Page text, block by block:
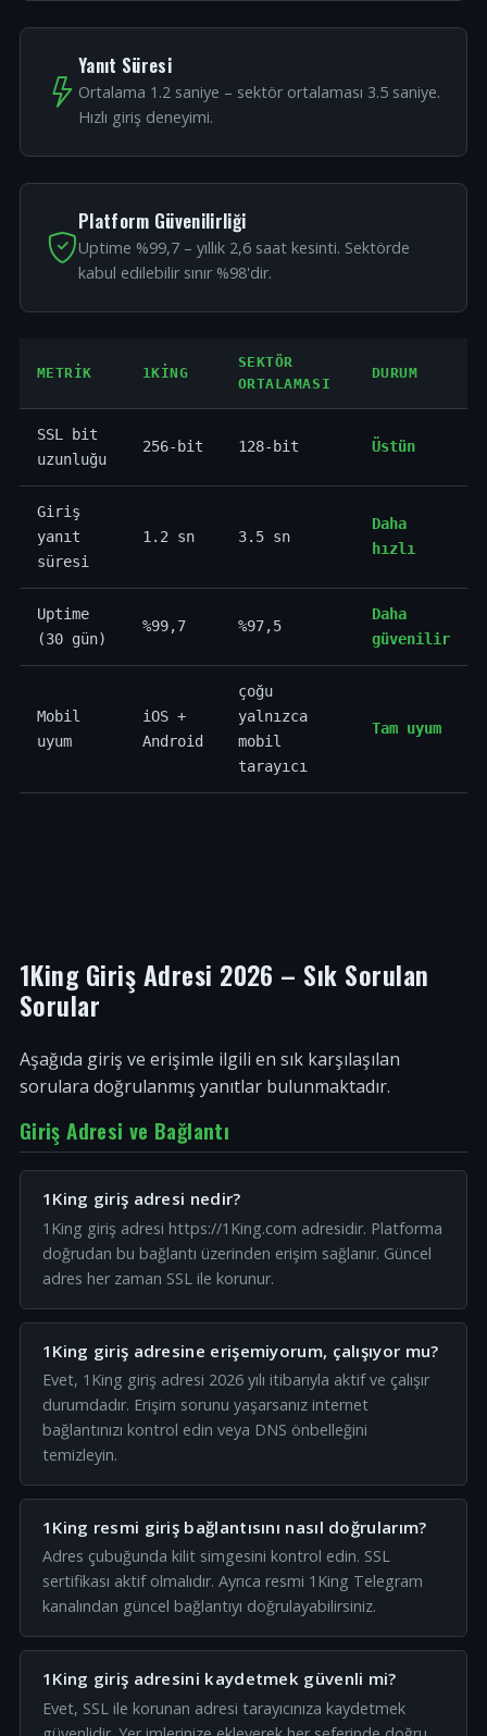
Yanıt Süresi
Ortalama 1.2 saniye – sektör ortalaması 3.5 saniye.
Hızlı giriş deneyimi.
Platform Güvenilirliği
Uptime %99,7 – yıllık 2,6 saat kesinti. Sektörde
kabul edilebilir sınır %98'dir.
METRIK 1KING
SEKTÖR
ORTALAMASI
DURUM
SSL bit
uzunluğu
256-bit 128-bit Üstün
Giriş
yanıt
süresi
1.2 sn 3.5 sn
Daha
hızlı
Uptime
(30 gün)
%99,7 %97,5
Daha
güvenilir
Mobil
uyum
iOS +
Android
çoğu
yalnızca
mobil
tarayıcı
Tam uyum
1King Giriş Adresi 2026 – Sık Sorulan
Sorular
Aşağıda giriş ve erişimle ilgili en sık karşılaşılan
sorulara doğrulanmış yanıtlar bulunmaktadır.
Giriş Adresi ve Bağlantı
1King giriş adresi nedir?
1King giriş adresi https://1King.com adresidir. Platforma
doğrudan bu bağlantı üzerinden erişim sağlanır. Güncel
adres her zaman SSL ile korunur.
1King giriş adresine erişemiyorum, çalışıyor mu?
Evet, 1King giriş adresi 2026 yılı itibarıyla aktif ve çalışır
durumdadır. Erişim sorunu yaşarsanız internet
bağlantınızı kontrol edin veya DNS önbelleğini
temizleyin.
1King resmi giriş bağlantısını nasıl doğrularım?
Adres çubuğunda kilit simgesini kontrol edin. SSL
sertifikası aktif olmalıdır. Ayrıca resmi 1King Telegram
kanalından güncel bağlantıyı doğrulayabilirsiniz.
1King giriş adresini kaydetmek güvenli mi?
Evet, SSL ile korunan adresi tarayıcınıza kaydetmek